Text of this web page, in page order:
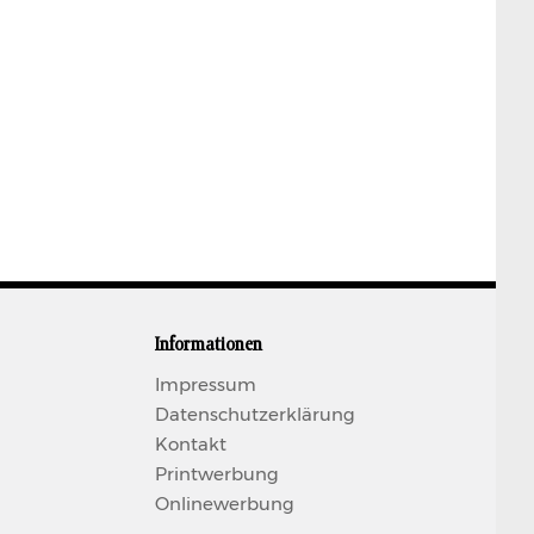
Informationen
Impressum
Datenschutzerklärung
Kontakt
Printwerbung
Onlinewerbung